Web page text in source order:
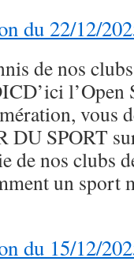
du 22/12/
de nos
vous
SPORT
de nos clubs
un sport
du 15/12/